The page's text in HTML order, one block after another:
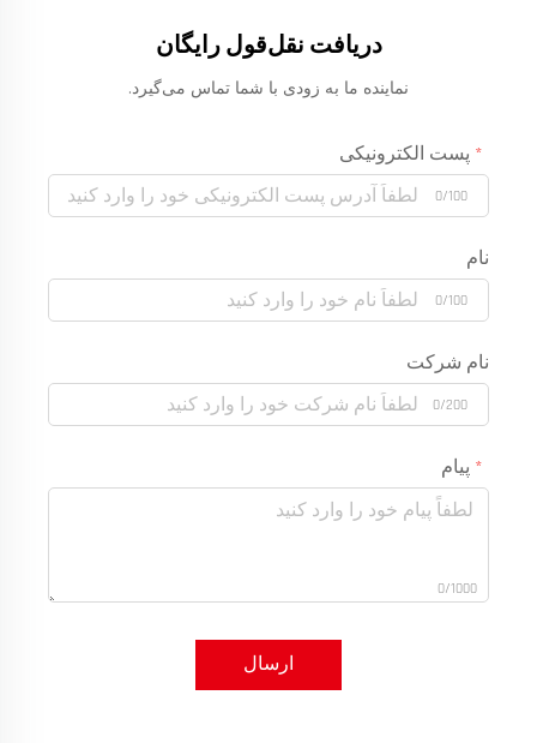
دریافت نقل‌قول رایگان
نماینده ما به زودی با شما تماس می‌گیرد.
پست الکترونیکی
0/100
نام
0/100
نام شرکت
0/200
پیام
0/1000
ارسال